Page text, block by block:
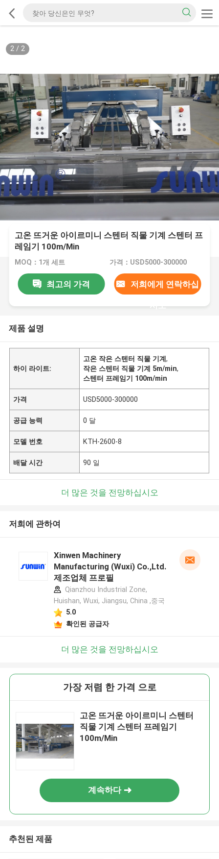
2/ 2
고온 뜨거운 아이르미니 스텐터 직물 기계 스텐터 프
레임기 100m/Min
MOQ：1개 세트 가격：USD5000-300000
최고의 가격 저희에게 연락하십
시오
제품 설명
하이 라이트:
고온 작은 스텐터 직물 기계,
작은 스텐터 직물 기계 5m/min,
스텐터 프레임기 100m/min
가격 USD5000-300000
공급 능력 0 달
모델 번호 KTH-2600-8
배달 시간 90 일
더 많은 것을 전망하십시오
저희에 관하여
Xinwen Machinery
Manufacturing (Wuxi) Co.,Ltd.
제조업체 프로필
Qianzhou Industrial Zone,
Huishan, Wuxi, Jiangsu, China ,중국
5.0
확인된 공급자
더 많은 것을 전망하십시오
가장 저렴 한 가격 으로
고온 뜨거운 아이르미니 스텐터
직물 기계 스텐터 프레임기
100m/Min
계속하다
추천된 제품